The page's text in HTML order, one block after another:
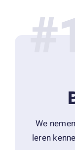
We
leren